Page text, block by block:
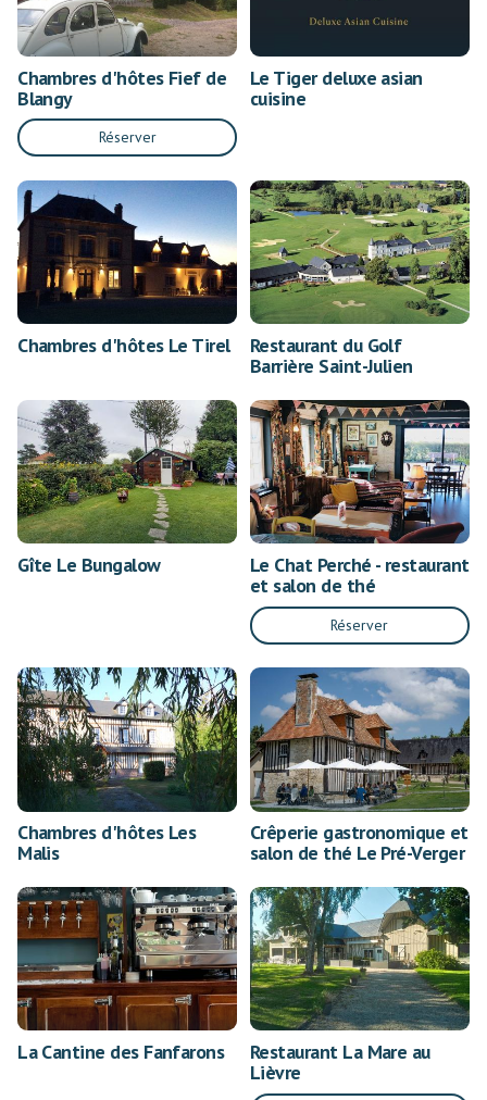
Chambres d'hôtes Fief de
Blangy
Réserver
Le Tiger deluxe asian
cuisine
Chambres d'hôtes Le Tirel
Restaurant du Golf
Barrière Saint-Julien
Gîte Le Bungalow
Le Chat Perché - restaurant
et salon de thé
Réserver
Chambres d'hôtes Les
Malis
Crêperie gastronomique et
salon de thé Le Pré-Verger
La Cantine des Fanfarons
Restaurant La Mare au
Lièvre